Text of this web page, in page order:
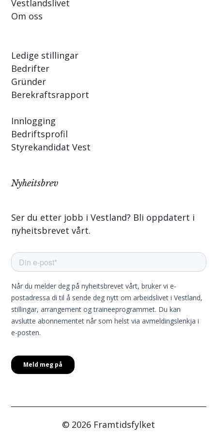
Vestlandslivet
Om oss
Ledige stillingar
Bedrifter
Gründer
Berekraftsrapport
Innlogging
Bedriftsprofil
Styrekandidat Vest
Nyheitsbrev
Ser du etter jobb i Vestland? Bli oppdatert i
nyheitsbrevet vårt.
© 2026 Framtidsfylket